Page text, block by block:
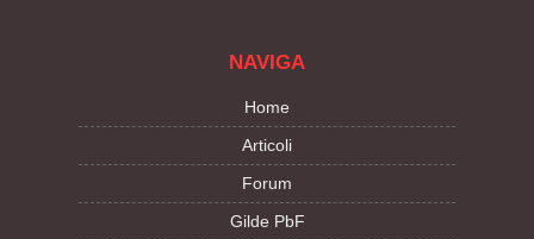
NAVIGA
Home
Articoli
Forum
Gilde PbF